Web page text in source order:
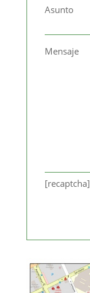
Asunto
Mensaje
[recaptcha]